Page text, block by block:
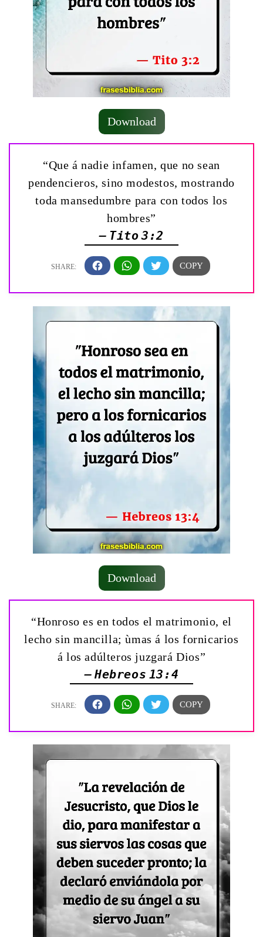
Download
“Que á nadie infamen, que no sean
pendencieros, sino modestos, mostrando
toda mansedumbre para con todos los
hombres”
— Tito 3:2
Download
“Honroso es en todos el matrimonio, el
lecho sin mancilla; ùmas á los fornicarios
á los adúlteros juzgará Dios”
— Hebreos 13:4